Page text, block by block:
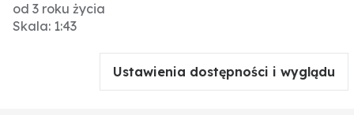
od 3 roku życia
Skala: 1:43
Ustawienia dostępności i wyglądu